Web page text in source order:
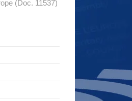
(Doc. 11537)